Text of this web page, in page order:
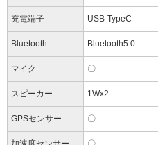
充電端子 USB-TypeC
Bluetooth Bluetooth5.0
マイク 〇
スピーカー 1Wx2
GPSセンサー 〇